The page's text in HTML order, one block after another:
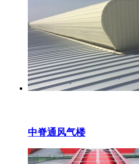
中脊通风气楼